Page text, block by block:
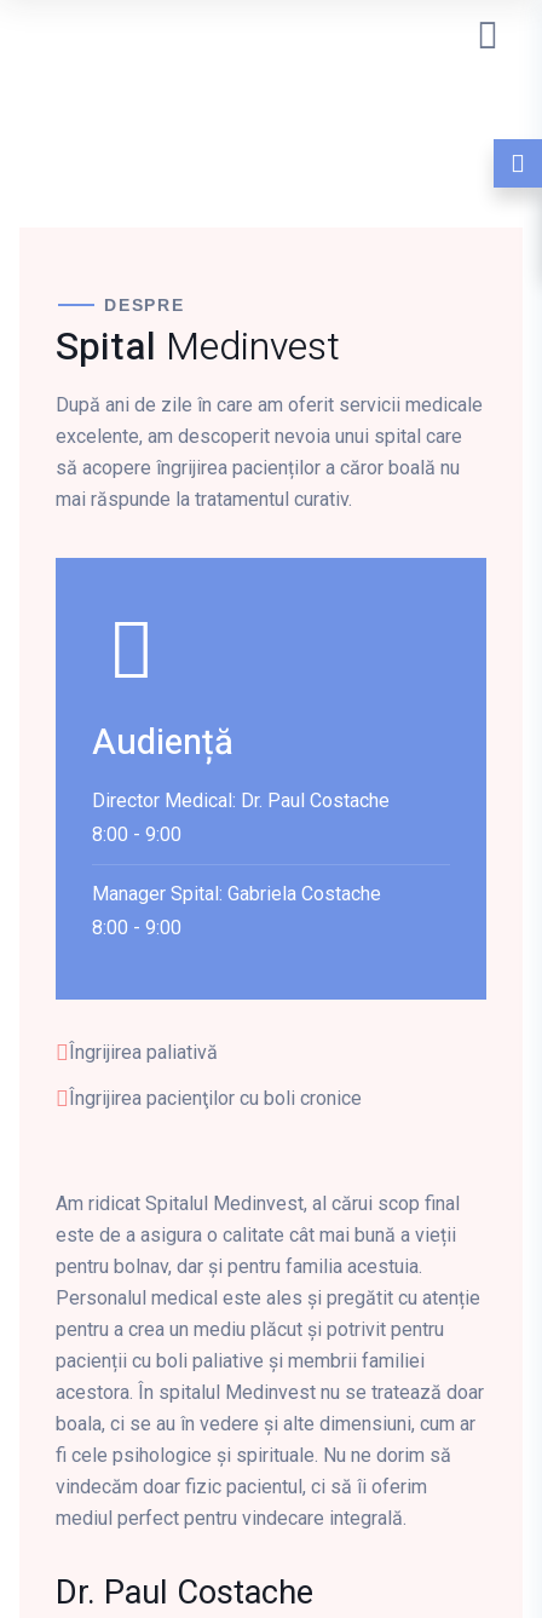
DESPRE
Spital Medinvest
După ani de zile în care am oferit servicii medicale
excelente, am descoperit nevoia unui spital care
să acopere îngrijirea pacienților a căror boală nu
mai răspunde la tratamentul curativ.
Audiență
Director Medical: Dr. Paul Costache
8:00 - 9:00
Manager Spital: Gabriela Costache
8:00 - 9:00
Îngrijirea paliativă
Îngrijirea pacienţilor cu boli cronice
Am ridicat Spitalul Medinvest, al cărui scop final
este de a asigura o calitate cât mai bună a vieții
pentru bolnav, dar și pentru familia acestuia.
Personalul medical este ales și pregătit cu atenție
pentru a crea un mediu plăcut și potrivit pentru
pacienții cu boli paliative și membrii familiei
acestora. În spitalul Medinvest nu se tratează doar
boala, ci se au în vedere și alte dimensiuni, cum ar
fi cele psihologice și spirituale. Nu ne dorim să
vindecăm doar fizic pacientul, ci să îi oferim
mediul perfect pentru vindecare integrală.
Dr. Paul Costache